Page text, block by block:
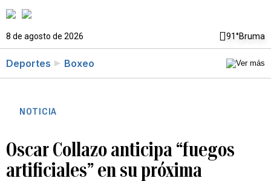
8 de agosto de 2026 91°Bruma
Deportes Boxeo
NOTICIA
Oscar Collazo anticipa “fuegos
artificiales” en su próxima